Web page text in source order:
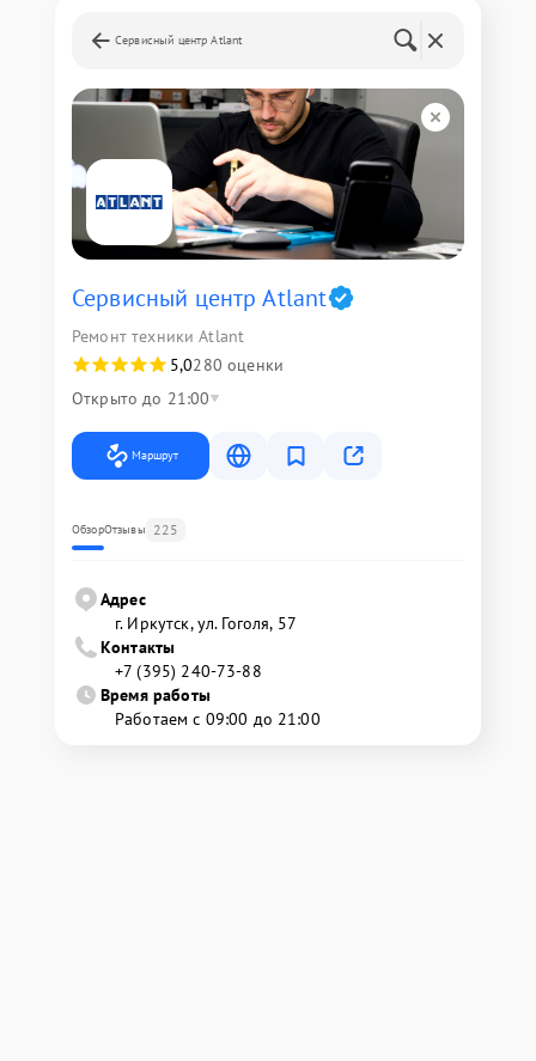
Сервисный центр Atlant
Сервисный центр Atlant
Ремонт техники Atlant
5,0280 оценки
Открыто до 21:00
Маршрут
ОбзорОтзывы 225
Адрес
г. Иркутск, ул. ​Гоголя, 57
Контакты
+7 (395) 240-73-88
Время работы
Работаем с 09:00 до 21:00